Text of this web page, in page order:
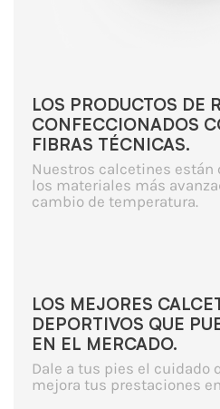
LOS PRODUCTOS DE
CONFECCIONADOS
FIBRAS TÉCNICAS.
Nuestros calcetines están
los materiales más
cambio de temperatura.
LOS MEJORES
DEPORTIVOS QUE
EN EL MERCADO.
Dale a tus pies el cuidado
mejora tus prestaciones